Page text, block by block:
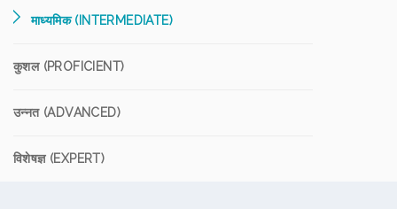
माध्यमिक (INTERMEDIATE)
कुशल (PROFICIENT)
उन्नत (ADVANCED)
विशेषज्ञ (EXPERT)